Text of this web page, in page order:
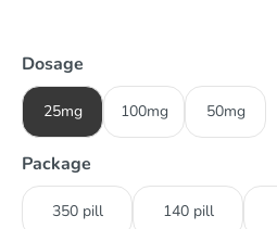
Dosage
25mg 100mg 50mg
Package
350 pill 140 pill